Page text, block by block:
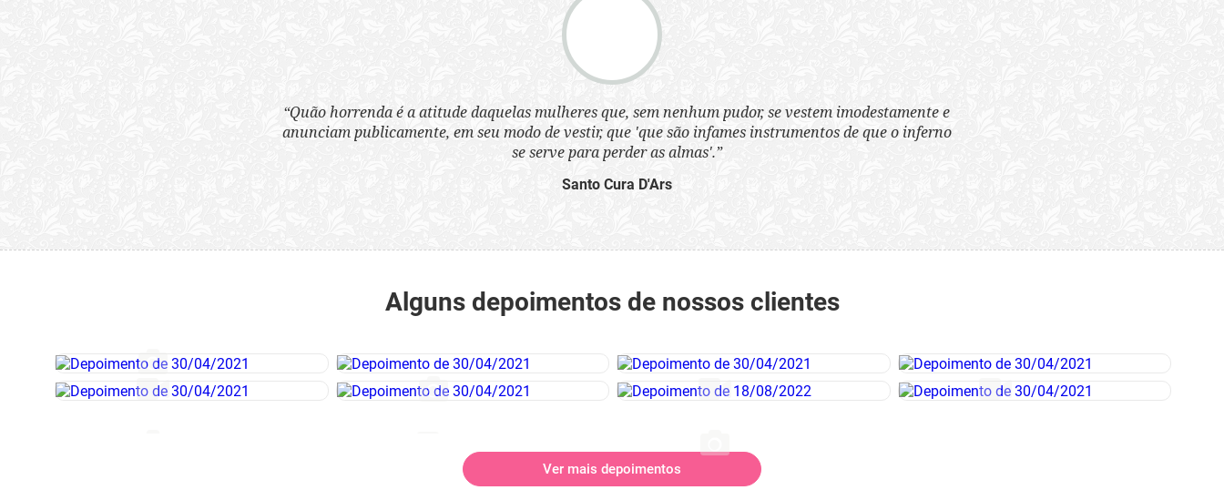
“Quão horrenda é a atitude daquelas mulheres que, sem nenhum pudor, se vestem imodestamente e
anunciam publicamente, em seu modo de vestir, que 'que são infames instrumentos de que o inferno
se serve para perder as almas'.”
Santo Cura D'Ars
Alguns depoimentos de nossos clientes
Ver mais depoimentos